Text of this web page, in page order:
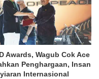
Awards, Wagub Cok Ace
Penghargaan, Insan
Internasional